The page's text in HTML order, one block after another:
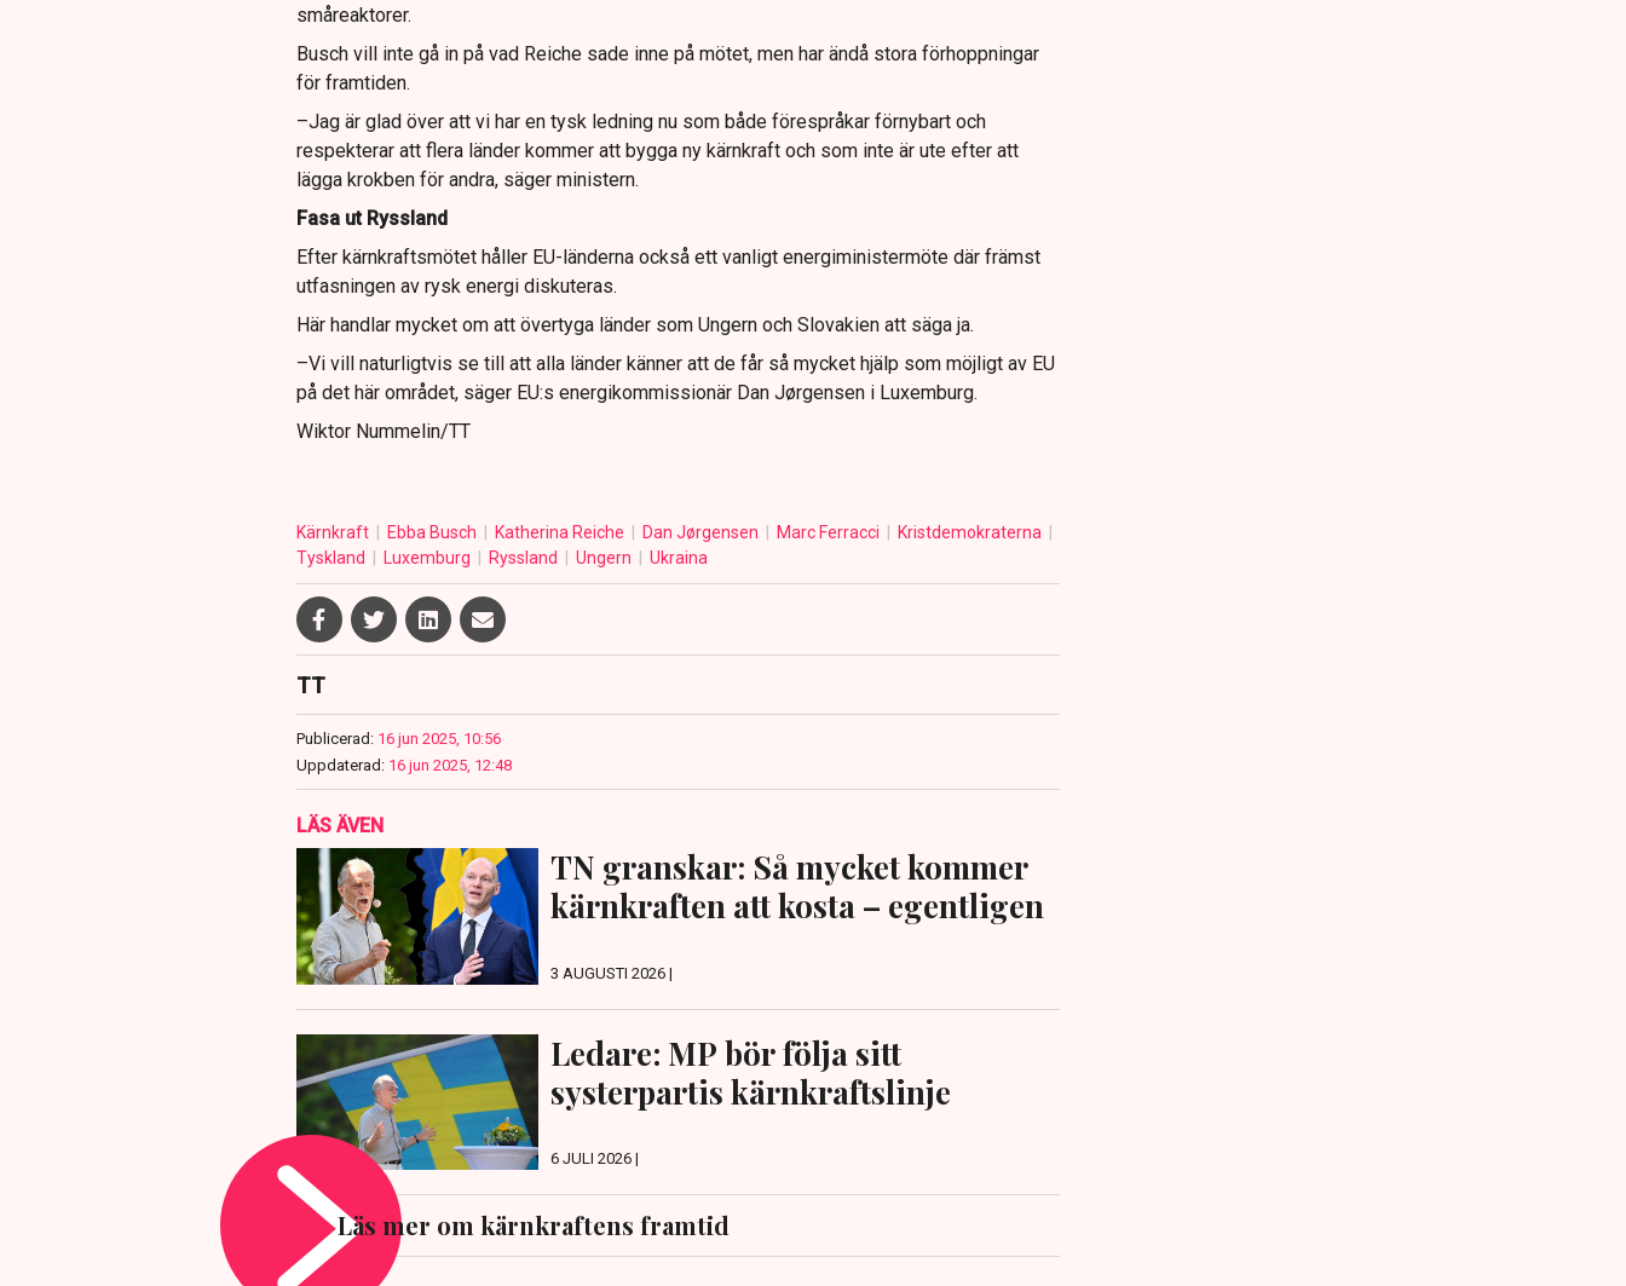
småreaktorer.
Busch vill inte gå in på vad Reiche sade inne på mötet, men har ändå stora förhoppningar
för framtiden.
–Jag är glad över att vi har en tysk ledning nu som både förespråkar förnybart och
respekterar att flera länder kommer att bygga ny kärnkraft och som inte är ute efter att
lägga krokben för andra, säger ministern.
Fasa ut Ryssland
Efter kärnkraftsmötet håller EU-länderna också ett vanligt energiministermöte där främst
utfasningen av rysk energi diskuteras.
Här handlar mycket om att övertyga länder som Ungern och Slovakien att säga ja.
–Vi vill naturligtvis se till att alla länder känner att de får så mycket hjälp som möjligt av EU
på det här området, säger EU:s energikommissionär Dan Jørgensen i Luxemburg.
Wiktor Nummelin/TT
Kärnkraft Ebba Busch Katherina Reiche Dan Jørgensen Marc Ferracci
Kristdemokraterna
Tyskland
Luxemburg Ryssland Ungern Ukraina
TT
Publicerad: 16 jun 2025, 10:56
Uppdaterad: 16 jun 2025, 12:48
LÄS ÄVEN
TN granskar: Så mycket kommer
kärnkraften att kosta – egentligen
3 AUGUSTI 2026 |
Ledare: MP bör följa sitt
systerpartis kärnkraftslinje
6 JULI 2026 |
Läs mer om kärnkraftens framtid